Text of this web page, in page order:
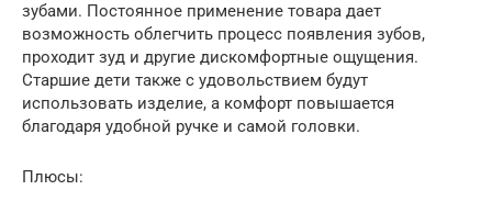
зубами. Постоянное применение товара дает
возможность облегчить процесс появления зубов,
проходит зуд и другие дискомфортные ощущения.
Старшие дети также с удовольствием будут
использовать изделие, а комфорт повышается
благодаря удобной ручке и самой головки.
Плюсы: